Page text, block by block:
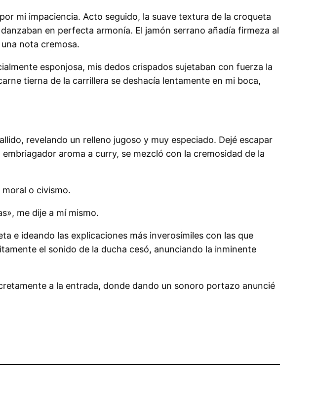
mi impaciencia. Acto seguido, la suave textura de la croqueta
en perfecta armonía. El jamón serrano añadía firmeza al
nota cremosa.
esponjosa, mis dedos crispados sujetaban con fuerza la
tierna de la carrillera se deshacía lentamente en mi boca,
revelando un relleno jugoso y muy especiado. Dejé escapar
aroma a curry, se mezcló con la cremosidad de la
o civismo.
me dije a mí mismo.
e ideando las explicaciones más inverosímiles con las que
el sonido de la ducha cesó, anunciando la inminente
a la entrada, donde dando un sonoro portazo anuncié